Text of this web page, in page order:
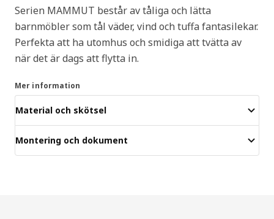
Serien MAMMUT består av tåliga och lätta
barnmöbler som tål väder, vind och tuffa fantasilekar.
Perfekta att ha utomhus och smidiga att tvätta av
när det är dags att flytta in.
Mer information
Material och skötsel
Montering och dokument